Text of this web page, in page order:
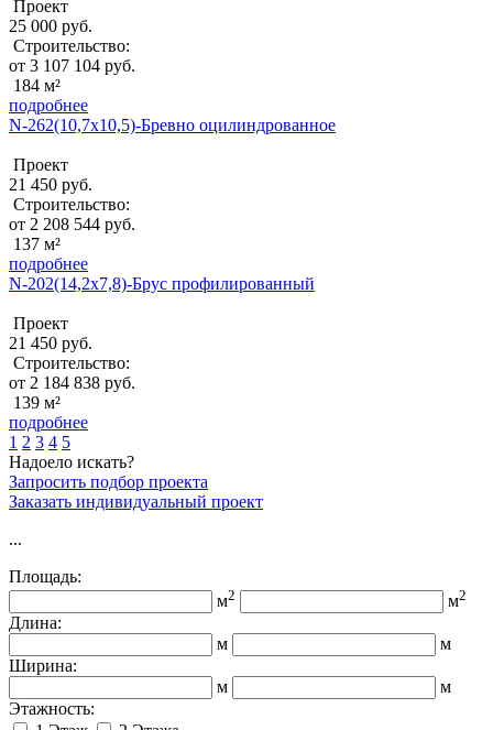
Проект
25 000 руб.
Строительство:
от 3 107 104 руб.
184 м²
подробнее
N-262(10,7x10,5)-Бревно оцилиндрованное
Проект
21 450 руб.
Строительство:
от 2 208 544 руб.
137 м²
подробнее
N-202(14,2x7,8)-Брус профилированный
Проект
21 450 руб.
Строительство:
от 2 184 838 руб.
139 м²
подробнее
1 2 3 4 5
Надоело искать?
Запросить подбор проекта
Заказать индивидуальный проект
...
Площадь:
м2 м2
Длина:
м
м
Ширина:
м
м
Этажность: